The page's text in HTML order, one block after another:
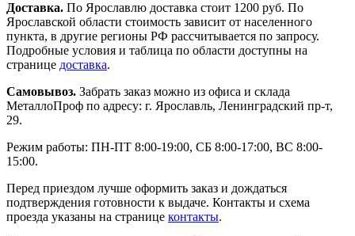
Доставка. По Ярославлю доставка стоит 1200 руб. По
Ярославской области стоимость зависит от населенного
пункта, в другие регионы РФ рассчитывается по запросу.
Подробные условия и таблица по области доступны на
странице доставка.
Самовывоз. Забрать заказ можно из офиса и склада
МеталлоПроф по адресу: г. Ярославль, Ленинградский пр-т,
29.
Режим работы: ПН-ПТ 8:00-19:00, СБ 8:00-17:00, ВС 8:00-
15:00.
Перед приездом лучше оформить заказ и дождаться
подтверждения готовности к выдаче. Контакты и схема
проезда указаны на странице контакты.